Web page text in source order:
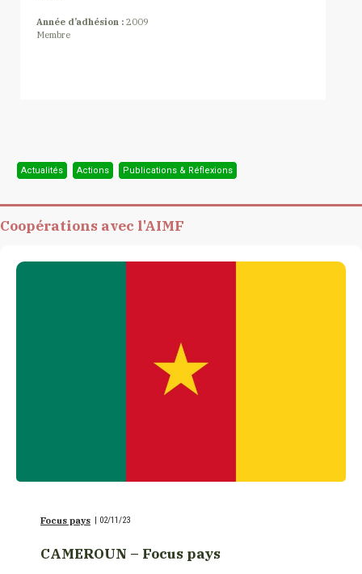
Année d’adhésion : 2009
Membre
Actualités Actions Publications & Réflexions
Coopérations avec l'AIMF
Focus pays 02/11/23
CAMEROUN – Focus pays